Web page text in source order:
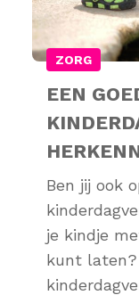
ZORG
EEN
Ben jij ook
je kindje
kunt laten?